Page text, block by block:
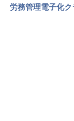
労務管理電子化